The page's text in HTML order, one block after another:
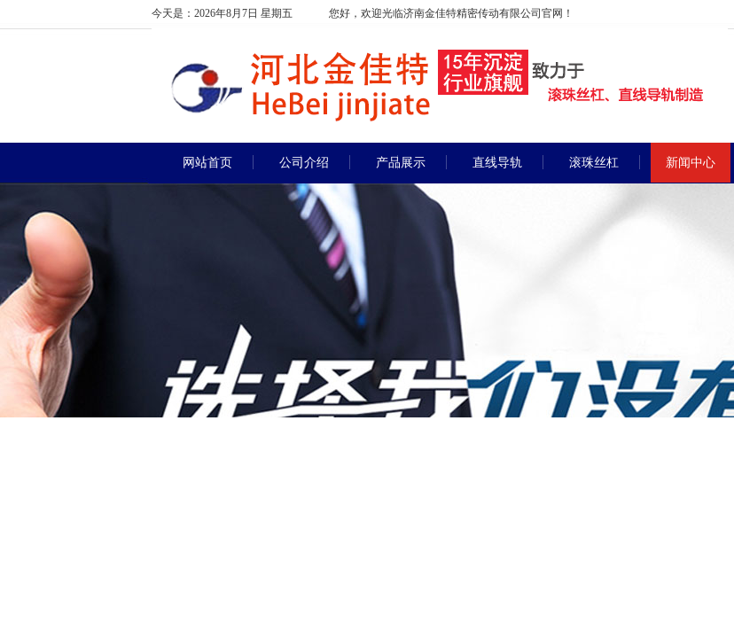
今天是：2026年8月7日 星期五 您好，欢迎光临济南金佳特精密传动有限公司官网！
网站首页 公司介绍 产品展示 直线导轨 滚珠丝杠 新闻中心